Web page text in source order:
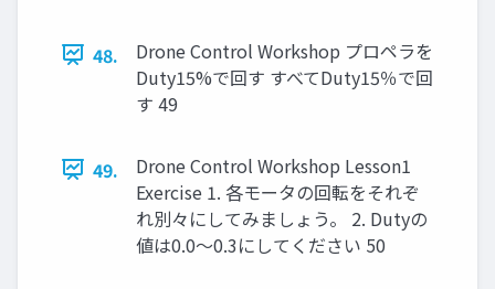
48.
Drone Control Workshop プロペラを
Duty15%で回す すべてDuty15％で回
す 49
49.
Drone Control Workshop Lesson1
Exercise 1. 各モータの回転をそれぞ
れ別々にしてみましょう。 2. Dutyの
値は0.0〜0.3にしてください 50